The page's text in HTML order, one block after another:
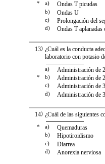
* a) Ondas T picudas
b) Ondas U
c) Prolongación del
d) Ondas T aplanadas
)
13 ¿Cuál es la conducta
laboratorio con potasio
a) Administración de
* b) Administración de
c) Administración de
d) Administración de
)
14 ¿Cuál de las siguientes
* a) Quemaduras
b) Hipotiroidismo
c) Diarrea
d) Anorexia nerviosa